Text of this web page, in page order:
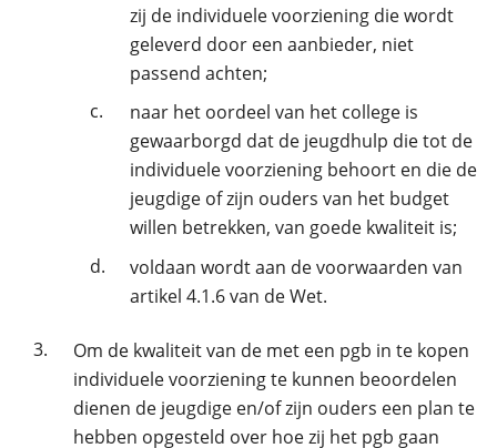
zij de individuele voorziening die wordt
geleverd door een aanbieder, niet
passend achten;
c.
naar het oordeel van het college is
gewaarborgd dat de jeugdhulp die tot de
individuele voorziening behoort en die de
jeugdige of zijn ouders van het budget
willen betrekken, van goede kwaliteit is;
d.
voldaan wordt aan de voorwaarden van
artikel 4.1.6 van de Wet.
3.
Om de kwaliteit van de met een pgb in te kopen
individuele voorziening te kunnen beoordelen
dienen de jeugdige en/of zijn ouders een plan te
hebben opgesteld over hoe zij het pgb gaan